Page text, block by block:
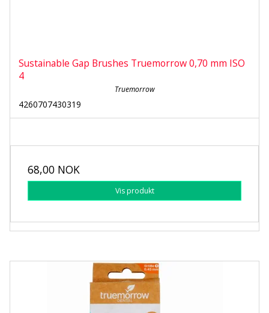
Sustainable Gap Brushes Truemorrow 0,70 mm ISO
4
Truemorrow
4260707430319
68,00 NOK
Vis produkt